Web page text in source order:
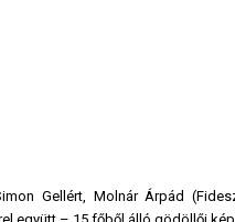
Gellért, Molnár Árpád